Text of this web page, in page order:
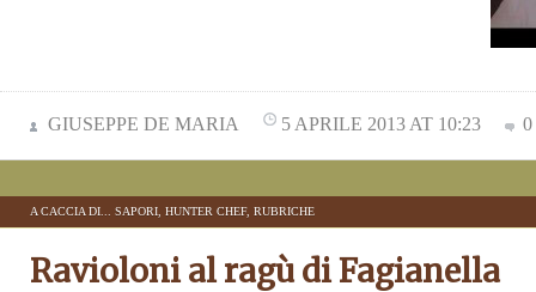
GIUSEPPE DE MARIA 5 APRILE 2013 AT 10:23
A CACCIA DI... SAPORI HUNTER CHEF, RUBRICHE
Ravioloni al ragù di Fagianella